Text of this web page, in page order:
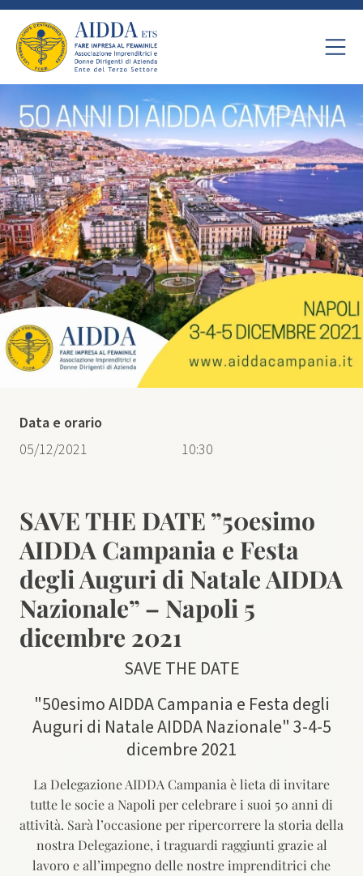
​SAVE THE DATE ​”50​esimo ​
AIDDA Campania e Festa
degli Auguri di Natale AIDDA
Nazionale” – Napoli 5
dicembre 2021
SAVE THE DATE
"50​esimo ​AIDDA Campania e Festa degli
Auguri di Natale AIDDA Nazionale" 3-4-5
dicembre 2021
La Delegazione AIDDA Campania è lieta di invitare
tutte le socie a Napoli per celebrare i suoi 50 anni di
attività. Sarà l’occasione per ripercorrere la storia della
nostra Delegazione, i traguardi raggiunti grazie al
lavoro e all’impegno delle nostre imprenditrici che
Data e orario
05/12/2021
10:30